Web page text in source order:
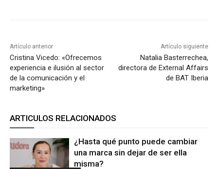
Artículo anterior
Cristina Vicedo: «Ofrecemos
experiencia e ilusión al sector
de la comunicación y el
marketing»
Artículo siguiente
Natalia Basterrechea,
directora de External Affairs
de BAT Iberia
ARTICULOS RELACIONADOS
¿Hasta qué punto puede cambiar
una marca sin dejar de ser ella
misma?